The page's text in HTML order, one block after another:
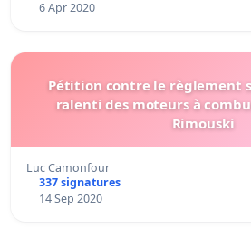
6 Apr 2020
Pétition contre le règlement
ralenti des moteurs à
Rimouski
Luc Camonfour
337 signatures
14 Sep 2020